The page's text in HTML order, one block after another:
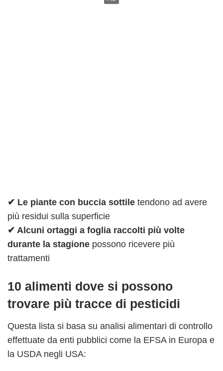
✔ Le piante con buccia sottile tendono ad avere
più residui sulla superficie
✔ Alcuni ortaggi a foglia raccolti più volte
durante la stagione possono ricevere più
trattamenti
10 alimenti dove si possono
trovare più tracce di pesticidi
Questa lista si basa su analisi alimentari di controllo
effettuate da enti pubblici come la EFSA in Europa e
la USDA negli USA: